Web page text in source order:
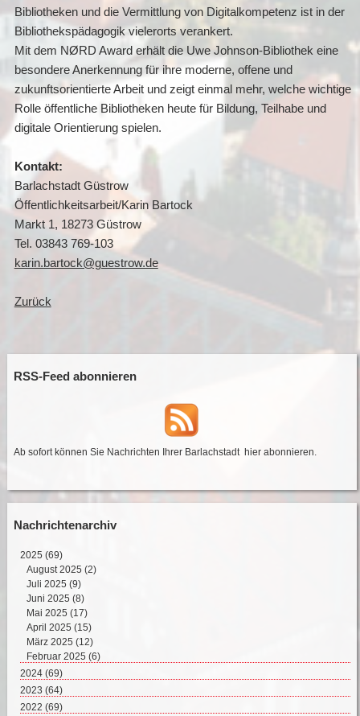
Bibliotheken und die Vermittlung von Digitalkompetenz ist in der
Bibliothekspädagogik vielerorts verankert.
Mit dem NØRD Award erhält die Uwe Johnson-Bibliothek eine
besondere Anerkennung für ihre moderne, offene und
zukunftsorientierte Arbeit und zeigt einmal mehr, welche wichtige
Rolle öffentliche Bibliotheken heute für Bildung, Teilhabe und
digitale Orientierung spielen.
Kontakt:
Barlachstadt Güstrow
Öffentlichkeitsarbeit/Karin Bartock
Markt 1, 18273 Güstrow
Tel. 03843 769-103
karin.bartock@guestrow.de
Zurück
RSS-Feed abonnieren
Ab sofort können Sie Nachrichten Ihrer Barlachstadt hier abonnieren.
Nachrichtenarchiv
2025 (69)
August 2025 (2)
Juli 2025 (9)
Juni 2025 (8)
Mai 2025 (17)
April 2025 (15)
März 2025 (12)
Februar 2025 (6)
2024 (69)
Dezember 2024 (2)
November 2024 (11)
2023 (64)
Dezember 2023 (2)
2022 (69)